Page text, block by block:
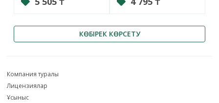
КӨБІРЕК КӨРСЕТУ
Компания туралы
Лицензиялар
Ұсыныс